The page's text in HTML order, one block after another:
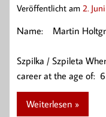
Veröffentlicht am 2.
Name: Martin
Szpilka / Szpileta
career at the age of:
Weiterlesen »